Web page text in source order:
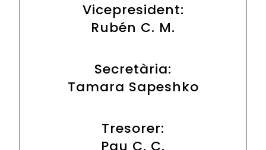
Vicepresident:
Rubén C. M.
Secretària:
Tamara Sapeshko
Tresorer:
Pau C. C.